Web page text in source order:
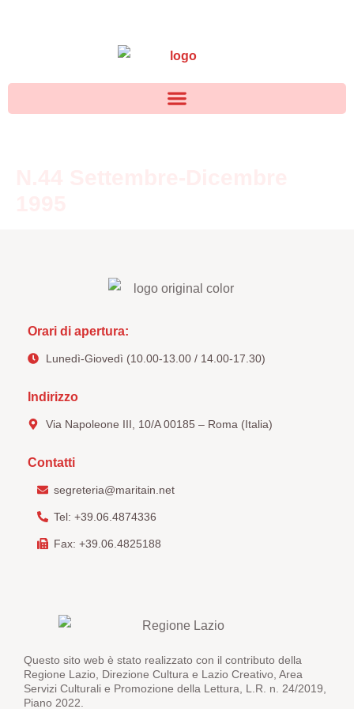
Orari di apertura:
Lunedì-Giovedì (10.00-13.00 / 14.00-17.30)
Indirizzo
Via Napoleone III, 10/A 00185 – Roma (Italia)
Contatti
segreteria@maritain.net
Tel: +39.06.4874336
Fax: +39.06.4825188
Questo sito web è stato realizzato con il contributo della
Regione Lazio, Direzione Cultura e Lazio Creativo, Area
Servizi Culturali e Promozione della Lettura, L.R. n. 24/2019,
Piano 2022.